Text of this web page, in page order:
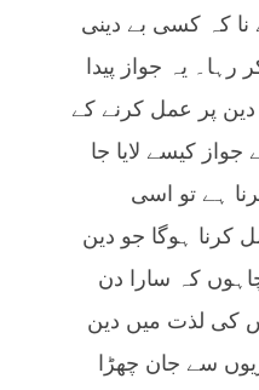
نا کہ کسی بے دینی
یہ جواز پیدا
پر عمل کرنے کے
کیسے لایا جا
ہے تو اسی
کرنا ہوگا جو دین
کہ سارا دن
کی لذت میں دین
سے جان چھڑا